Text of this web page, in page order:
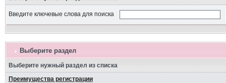
Введите ключевые слова для поиска
Выберите раздел
Выберите нужный раздел из списка
Преимущества регистрации